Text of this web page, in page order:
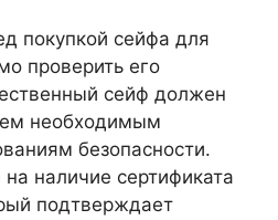
покупкой сейфа для
проверить его
сейф должен
необходимым
безопасности.
наличие сертификата
подтверждает